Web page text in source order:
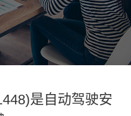
是自动驾驶安